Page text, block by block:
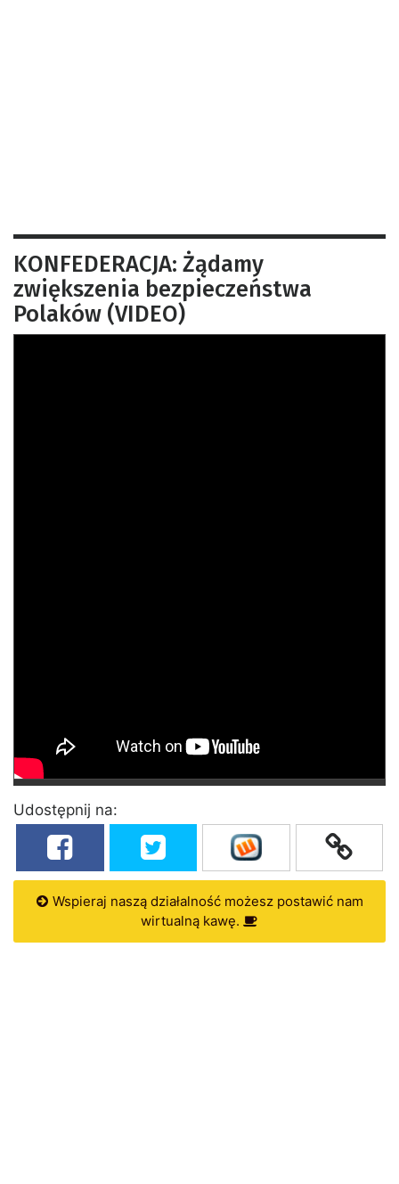
KONFEDERACJA: Żądamy
zwiększenia bezpieczeństwa
Polaków (VIDEO)
Udostępnij na:
Wspieraj naszą działalność możesz postawić nam
wirtualną kawę.